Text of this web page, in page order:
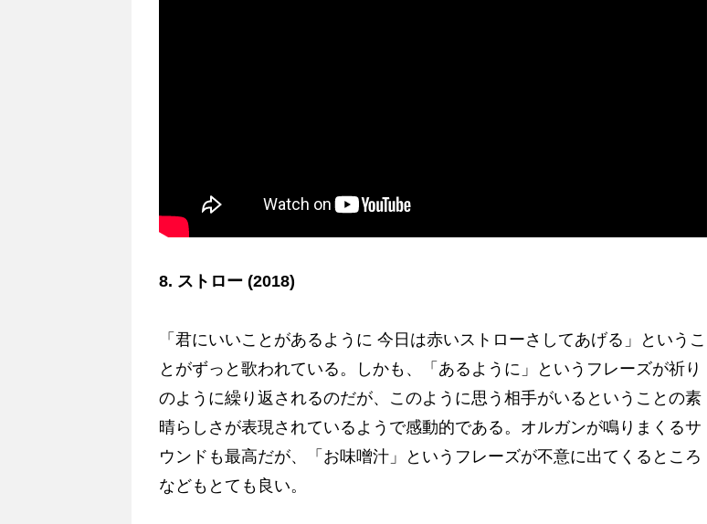
8. ストロー (2018)
「君にいいことがあるように 今日は赤いストローさしてあげる」というこ
とがずっと歌われている。しかも、「あるように」というフレーズが祈り
のように繰り返されるのだが、このように思う相手がいるということの素
晴らしさが表現されているようで感動的である。オルガンが鳴りまくるサ
ウンドも最高だが、「お味噌汁」というフレーズが不意に出てくるところ
などもとても良い。